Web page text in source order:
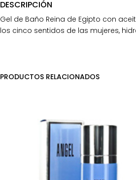
DESCRIPCIÓN
Gel de Baño Reina de Egipto con
los cinco sentidos de las mujeres,
PRODUCTOS RELACIONADOS